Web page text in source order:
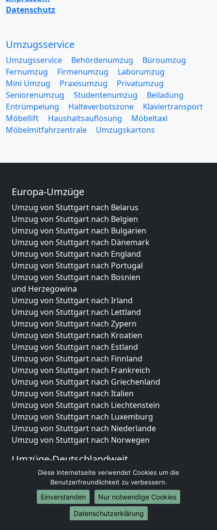
Datenschutz
Umzugsservice
Umzugsservice Behördenumzug
Büroumzug
Fernumzug
Firmenumzug
Laborumzug
Mini Umzug
Praxisumzug
Privatumzug
Seniorenumzug
Studentenumzug
Beiladung
Entrümpelung
Halteverbotszone
Klaviertransport
Möbellift
Haushaltsauflösung
Möbeltaxi
Möbelmitfahrzentrale
Umzugskartons
Europa-Umzüge
Umzug von Stuttgart nach Belarus
Umzug von Stuttgart nach Belgien
Umzug von Stuttgart nach Bulgarien
Umzug von Stuttgart nach Dänemark
Umzug von Stuttgart nach England
Umzug von Stuttgart nach Portugal
Umzug von Stuttgart nach Bosnien
und Herzegowina
Umzug von Stuttgart nach Irland
Umzug von Stuttgart nach Lettland
Umzug von Stuttgart nach Zypern
Umzug von Stuttgart nach Kroatien
Umzug von Stuttgart nach Estland
Umzug von Stuttgart nach Finnland
Umzug von Stuttgart nach Frankreich
Umzug von Stuttgart nach Griechenland
Umzug von Stuttgart nach Italien
Umzug von Stuttgart nach Liechtenstein
Umzug von Stuttgart nach Luxemburg
Umzug von Stuttgart nach Niederlande
Umzug von Stuttgart nach Norwegen
Umzüge-Deutschlandweit
Umzug von Stuttgart nach Berlin
Umzug von Stuttgart nach Hamburg
Umzug von Stuttgart nach München
Umzug von Stuttgart nach Köln
Umzug von Stuttgart nach Frankfurt am Main
Diese Internetseite verwendet Cookies um die
Benutzerfreundlichkeit zu verbessern.
Einverstanden
Nur notwendige Cookies
Datenschutzerklärung